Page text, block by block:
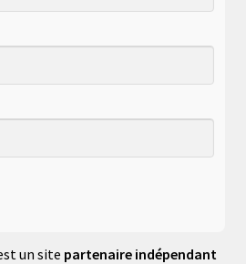
un site partenaire indépendant